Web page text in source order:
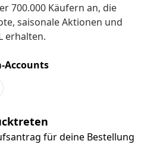
700.000 Käufern an, die
saisonale Aktionen und
erhalten.
Accounts
für deine Bestellung